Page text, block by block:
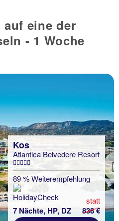
eine der
- 1 Woche
Kos
Atlantica Belvedere Resort
89 % Weiterempfehlung
7 Nächte, HP, DZ
statt
838 €